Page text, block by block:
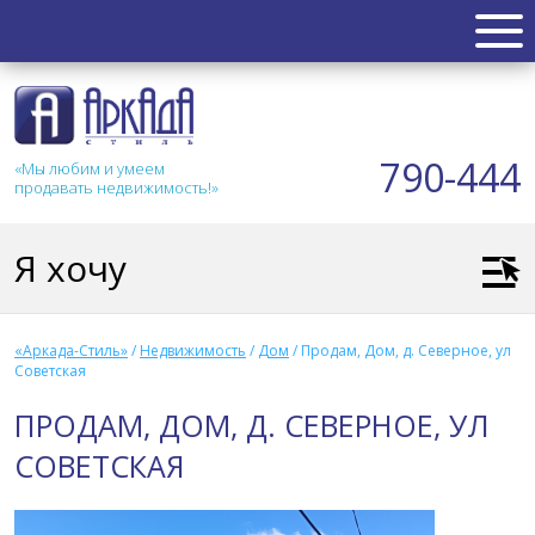
«Мы любим и умеем
продавать недвижимость!»
790-444
НЕДВИЖИМОСТЬ
Таунхаус
Коммерческая
АКЦИИ
СТАТЬИ
Я хочу
«Аркада-Стиль»/ Недвижимость / Дом / Продам, Дом, д. Северное, ул
Советская
ПРОДАМ, ДОМ, Д. СЕВЕРНОЕ, УЛ
СОВЕТСКАЯ